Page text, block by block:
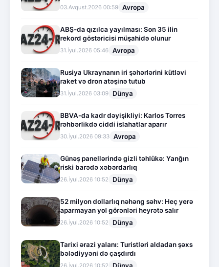
03.Avqust.2026 00:59 Avropa
ABŞ-da qızılca yayılması: Son 35 ilin
rekord göstəricisi müşahidə olunur
31.İyul.2026 05:46 Avropa
Rusiya Ukraynanın iri şəhərlərini kütləvi
raket və dron atəşinə tutub
31.İyul.2026 03:09 Dünya
BBVA-da kadr dəyişikliyi: Karlos Torres
rəhbərlikdə ciddi islahatlar aparır
30.İyul.2026 09:33 Avropa
Günəş panellərində gizli təhlükə: Yanğın
riski barədə xəbərdarlıq
26.İyul.2026 10:52 Dünya
52 milyon dollarlıq nəhəng səhv: Heç yerə
aparmayan yol görənləri heyrətə salır
26.İyul.2026 10:52 Dünya
Tarixi ərazi yalanı: Turistləri aldadan şəxs
bələdiyyəni də çaşdırdı